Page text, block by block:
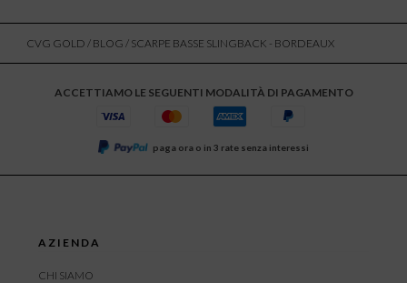
CVG GOLD / BLOG / SCARPE BASSE SLINGBACK - BORDEAUX
ACCETTIAMO LE SEGUENTI MODALITÀ DI PAGAMENTO
paga ora o in 3 rate senza interessi
AZIENDA
CHI SIAMO